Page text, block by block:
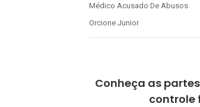
Médico Acusado De Abusos
Orcione Junior
Conheça as
controle